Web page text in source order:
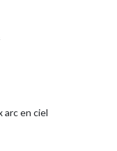
arc en ciel